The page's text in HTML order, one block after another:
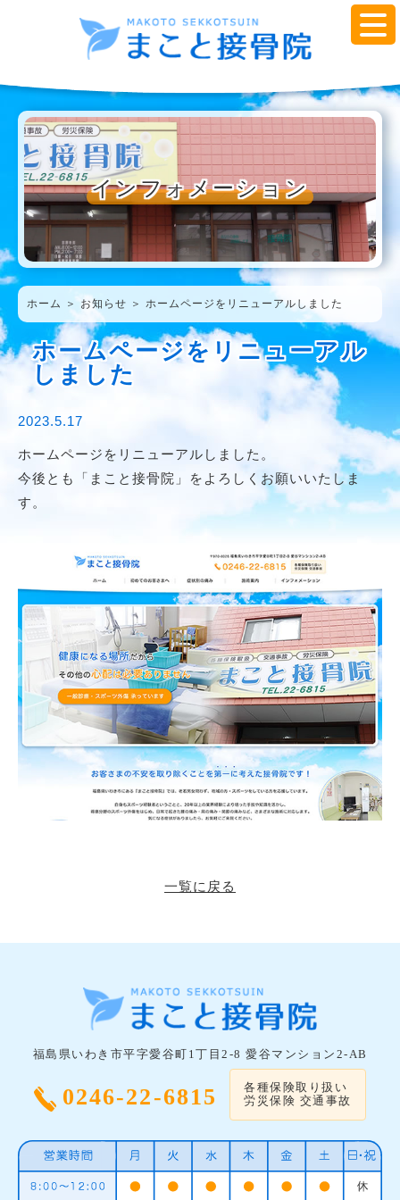
インフォメーション
ホーム ＞ お知らせ ＞ ホームページをリニューアルしました
ホームページをリニューアル
しました
2023.5.17
ホームページをリニューアルしました。
今後とも「まこと接骨院」をよろしくお願いいたしま
す。
一覧に戻る
福島県いわき市平字愛谷町1丁目2-8 愛谷マンション2-AB
0246-22-6815
各種保険取り扱い
労災保険 交通事故